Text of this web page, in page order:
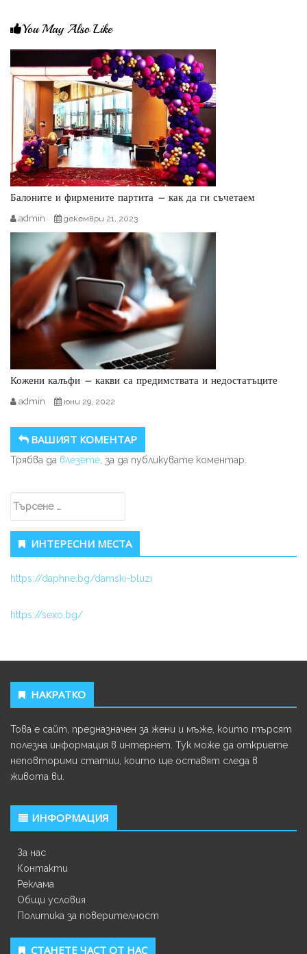
You May Also Like
Балоните и фирмените партита – как да ги съчетаем
admin декември 21, 2023
Кожени калъфи – какви са предимствата и недостатъците
admin юни 29, 2022
ВАШИЯТ КОМЕНТАР
Трябва да влезете , за да публикувате коментар.
Secondary Sidebar
Търсене за:
ИНТЕРЕСНИ МЕСТА
https://daphne.bg/damski-bluzi
https://sexo.bg/
НАКРАТКО
Това е сайт, предназначен за жени и мъже, които търсят
полезна информация в интернет. Тук може да откриете
неповторими статии, които ще оставят следа в
живота ви.
ИНФОРМАЦИЯ
За нас
Контакти
Реклама
Общи условия
Политика за поверителност
СТАНЕТЕ ЧАСТ ОТ НАС